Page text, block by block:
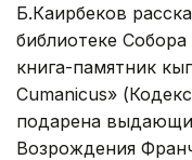
Б.Каирбеков
библиотеке
книга-памятник
Cumanicus»
подарена
Возрождения